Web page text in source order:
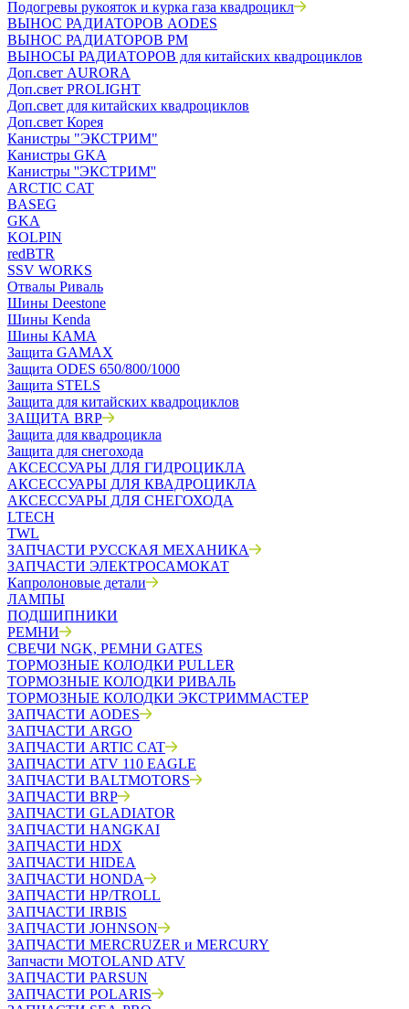
Подогревы рукояток и курка газа квадроцикл
ВЫНОС РАДИАТОРОВ AODES
ВЫНОС РАДИАТОРОВ РМ
ВЫНОСЫ РАДИАТОРОВ для китайских квадроциклов
Доп.свет AURORA
Доп.свет PROLIGHT
Доп.свет для китайских квадроциклов
Доп.свет Корея
Канистры "ЭКСТРИМ"
Канистры GKA
Канистры ''ЭКСТРИМ''
ARCTIC CAT
BASEG
GKA
KOLPIN
redBTR
SSV WORKS
Отвалы Риваль
Шины Deestone
Шины Kenda
Шины КАМА
Защита GAMAX
Защита ODES 650/800/1000
Защита STELS
Защита для китайских квадроциклов
ЗАЩИТА BRP
Защита для квадроцикла
Защита для снегохода
АКСЕССУАРЫ ДЛЯ ГИДРОЦИКЛА
АКСЕССУАРЫ ДЛЯ КВАДРОЦИКЛА
АКСЕССУАРЫ ДЛЯ СНЕГОХОДА
LTECH
TWL
ЗАПЧАСТИ РУССКАЯ МЕХАНИКА
ЗАПЧАСТИ ЭЛЕКТРОСАМОКАТ
Капролоновые детали
ЛАМПЫ
ПОДШИПНИКИ
РЕМНИ
СВЕЧИ NGK, РЕМНИ GATES
ТОРМОЗНЫЕ КОЛОДКИ PULLER
ТОРМОЗНЫЕ КОЛОДКИ РИВАЛЬ
ТОРМОЗНЫЕ КОЛОДКИ ЭКСТРИММАСТЕР
ЗАПЧАСТИ AODES
ЗАПЧАСТИ ARGO
ЗАПЧАСТИ ARTIC CAT
ЗАПЧАСТИ ATV 110 EAGLE
ЗАПЧАСТИ BALTMOTORS
ЗАПЧАСТИ BRP
ЗАПЧАСТИ GLADIATOR
ЗАПЧАСТИ HANGKAI
ЗАПЧАСТИ HDX
ЗАПЧАСТИ HIDEA
ЗАПЧАСТИ HONDA
ЗАПЧАСТИ HP/TROLL
ЗАПЧАСТИ IRBIS
ЗАПЧАСТИ JOHNSON
ЗАПЧАСТИ MERCRUZER и MERCURY
Запчасти MOTOLAND ATV
ЗАПЧАСТИ PARSUN
ЗАПЧАСТИ POLARIS